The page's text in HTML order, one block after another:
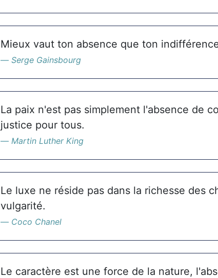
Mieux vaut ton absence que ton
Serge Gainsbourg
La paix n'est pas simplement l'absence de
justice pour tous.
Martin Luther King
Le luxe ne réside pas dans la richesse des
vulgarité.
Coco Chanel
Le caractère est une force de la nature,